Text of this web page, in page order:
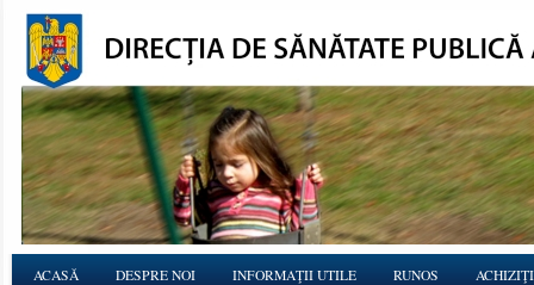
ACASĂ DESPRE NOI INFORMAŢII UTILE RUNOS